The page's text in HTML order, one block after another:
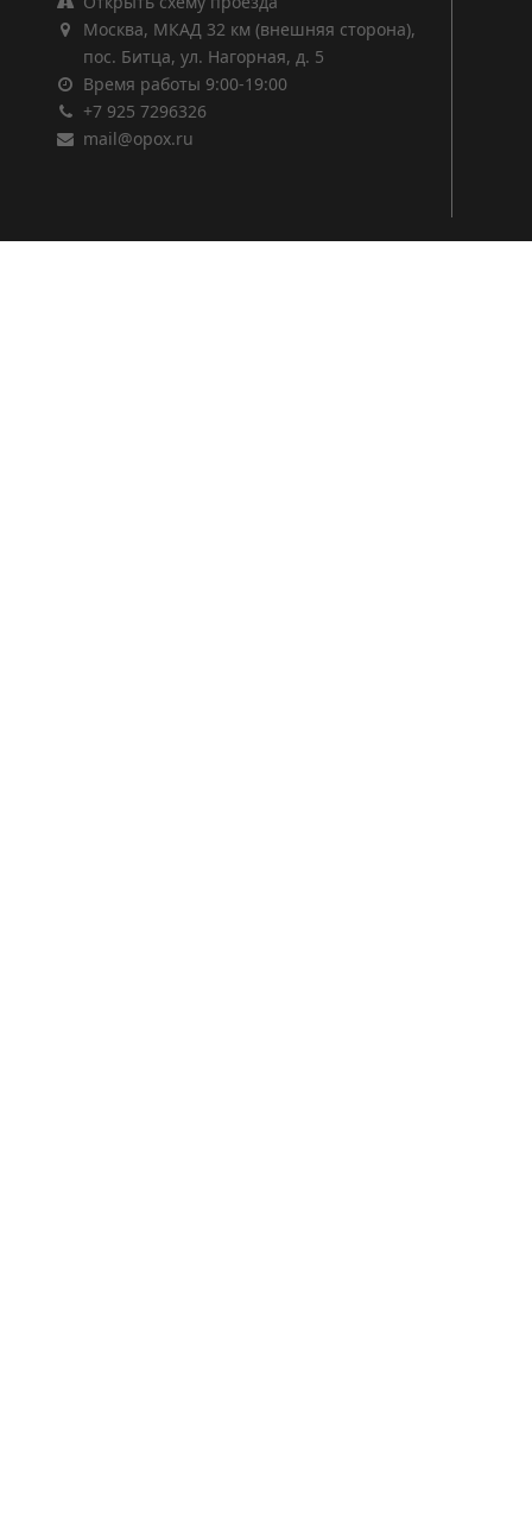
Москва, МКАД 32 км (внешняя сторона),
пос. Битца, ул. Нагорная, д. 5
Время работы 9:00-19:00
+7 925 7296326
mail@opox.ru